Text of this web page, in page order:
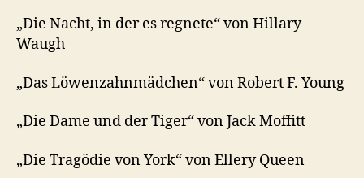
r
„Die Nacht, in der es regnete“ von Hillary
Waugh
„Das Löwenzahnmädchen“ von Robert F. Young
„Die Dame und der Tiger“ von Jack Moffitt
„Die Tragödie von York“ von Ellery Queen